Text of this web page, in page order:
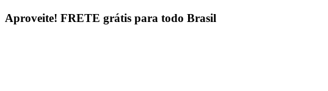
Ir
para
Aproveite! FRETE grátis para todo Brasil